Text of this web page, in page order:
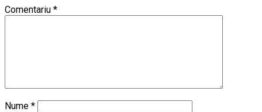
Comentariu *
Nume *